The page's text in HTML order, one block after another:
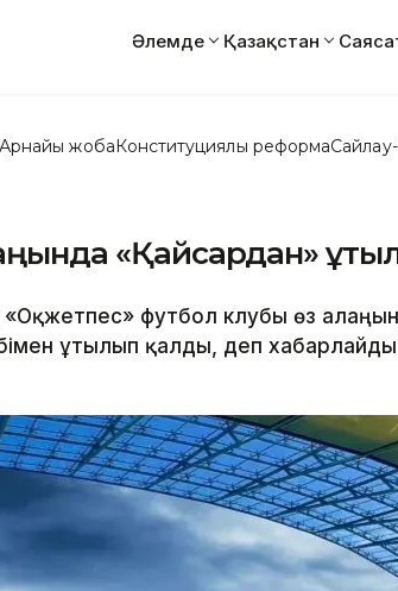
Әлемде Қазақстан
Арнайы жобаКонституциялық реформа
«Қайсардан»
футбол клубы өз
ұтылып қалды, деп хабарлайды